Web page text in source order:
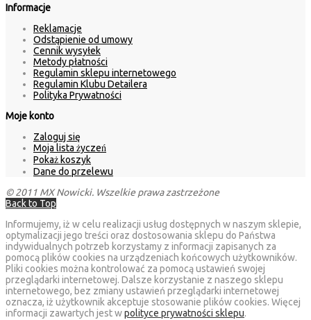
Informacje
Reklamacje
Odstąpienie od umowy
Cennik wysyłek
Metody płatności
Regulamin sklepu internetowego
Regulamin Klubu Detailera
Polityka Prywatności
Moje konto
Zaloguj się
Moja lista życzeń
Pokaż koszyk
Dane do przelewu
© 2011 MX Nowicki. Wszelkie prawa zastrzeżone
Back to Top
Informujemy, iż w celu realizacji usług dostępnych w naszym sklepie,
optymalizacji jego treści oraz dostosowania sklepu do Państwa
indywidualnych potrzeb korzystamy z informacji zapisanych za
pomocą plików cookies na urządzeniach końcowych użytkowników.
Pliki cookies można kontrolować za pomocą ustawień swojej
przeglądarki internetowej. Dalsze korzystanie z naszego sklepu
internetowego, bez zmiany ustawień przeglądarki internetowej
oznacza, iż użytkownik akceptuje stosowanie plików cookies. Więcej
informacji zawartych jest wpolityce prywatności sklepu.